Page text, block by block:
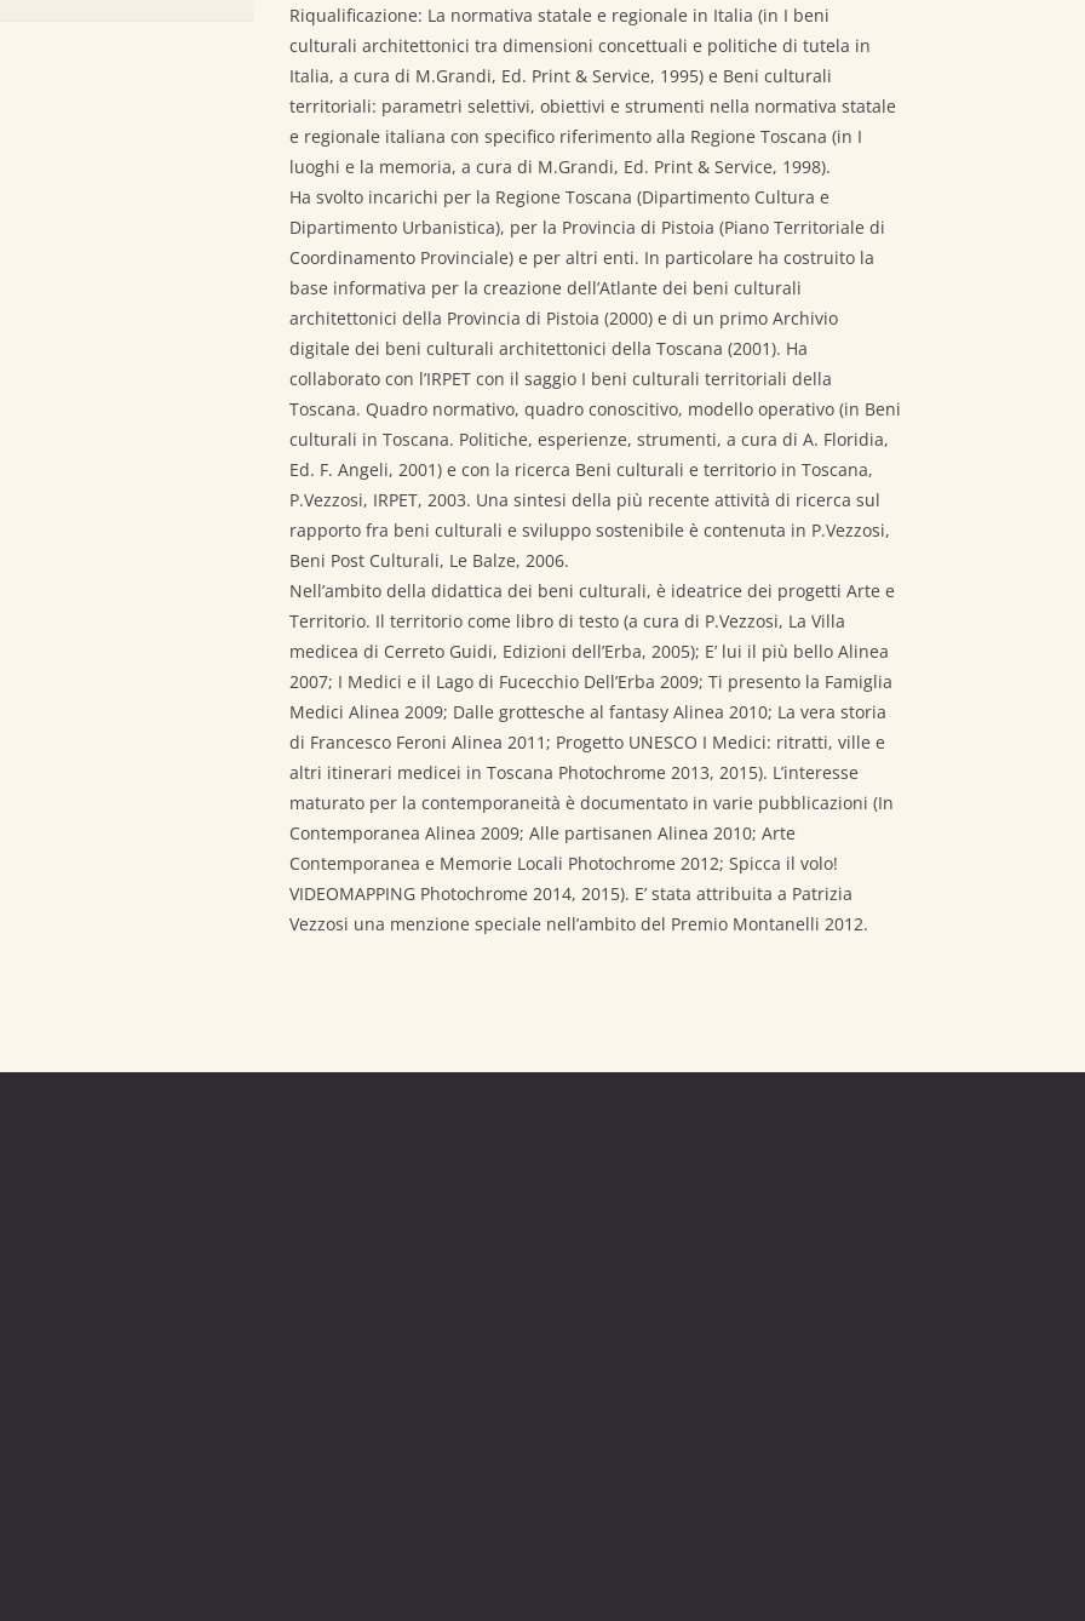
Riqualificazione: La normativa statale e regionale in Italia (in I beni
culturali architettonici tra dimensioni concettuali e politiche di tutela in
Italia, a cura di M.Grandi, Ed. Print & Service, 1995) e Beni culturali
territoriali: parametri selettivi, obiettivi e strumenti nella normativa statale
e regionale italiana con specifico riferimento alla Regione Toscana (in I
luoghi e la memoria, a cura di M.Grandi, Ed. Print & Service, 1998).
Ha svolto incarichi per la Regione Toscana (Dipartimento Cultura e
Dipartimento Urbanistica), per la Provincia di Pistoia (Piano Territoriale di
Coordinamento Provinciale) e per altri enti. In particolare ha costruito la
base informativa per la creazione dell’Atlante dei beni culturali
architettonici della Provincia di Pistoia (2000) e di un primo Archivio
digitale dei beni culturali architettonici della Toscana (2001). Ha
collaborato con l’IRPET con il saggio I beni culturali territoriali della
Toscana. Quadro normativo, quadro conoscitivo, modello operativo (in Beni
culturali in Toscana. Politiche, esperienze, strumenti, a cura di A. Floridia,
Ed. F. Angeli, 2001) e con la ricerca Beni culturali e territorio in Toscana,
P.Vezzosi, IRPET, 2003. Una sintesi della più recente attività di ricerca sul
rapporto fra beni culturali e sviluppo sostenibile è contenuta in P.Vezzosi,
Beni Post Culturali, Le Balze, 2006.
Nell’ambito della didattica dei beni culturali, è ideatrice dei progetti Arte e
Territorio. Il territorio come libro di testo (a cura di P.Vezzosi, La Villa
medicea di Cerreto Guidi, Edizioni dell’Erba, 2005); E’ lui il più bello Alinea
2007; I Medici e il Lago di Fucecchio Dell’Erba 2009; Ti presento la Famiglia
Medici Alinea 2009; Dalle grottesche al fantasy Alinea 2010; La vera storia
di Francesco Feroni Alinea 2011; Progetto UNESCO I Medici: ritratti, ville e
altri itinerari medicei in Toscana Photochrome 2013, 2015). L’interesse
maturato per la contemporaneità è documentato in varie pubblicazioni (In
Contemporanea Alinea 2009; Alle partisanen Alinea 2010; Arte
Contemporanea e Memorie Locali Photochrome 2012; Spicca il volo!
VIDEOMAPPING Photochrome 2014, 2015). E’ stata attribuita a Patrizia
Vezzosi una menzione speciale nell’ambito del Premio Montanelli 2012.